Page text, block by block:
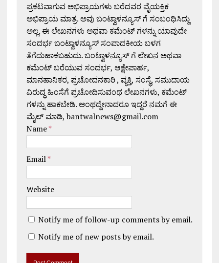
ಪ್ರಕಟವಾಗುವ ಅಭಿಪ್ರಾಯಗಳು ಬರೆದವರ ವೈಯಕ್ತಿಕ
ಅಭಿಪ್ರಾಯ ಮಾತ್ರ. ಅವು ಬಂಟ್ವಾಳನ್ಯೂಸ್ ಗೆ ಸಂಬಂಧಿಸಿದ್ದು
ಅಲ್ಲ. ಈ ಲೇಖನಗಳು ಅಥವಾ ಕಮೆಂಟ್ ಗಳನ್ನು ಯಾವುದೇ
ಸಂದರ್ಭ ಬಂಟ್ವಾಳನ್ಯೂಸ್ ಸಂಪಾದಕೀಯ ಬಳಗ
ತೆಗೆದುಹಾಕಬಹುದು. ಬಂಟ್ವಾಳನ್ಯೂಸ್ ಗೆ ಲೇಖನ ಅಥವಾ
ಕಮೆಂಟ್ ಬರೆಯುವ ಸಂದರ್ಭ, ಆಕ್ಷೇಪಾರ್ಹ,
ಮಾನಹಾನಿಕರ, ಪ್ರಚೋದನಕಾರಿ , ವ್ಯಕ್ತಿ, ಸಂಸ್ಥೆ, ಸಮುದಾಯ
ವಿರುದ್ಧ ಹಿಂಸೆಗೆ ಪ್ರಚೋದಿಸುವಂಥ ಲೇಖನಗಳು, ಕಮೆಂಟ್
ಗಳನ್ನು ಹಾಕಬೇಡಿ. ಅಂಥದ್ದೇನಾದರೂ ಇದ್ದರೆ ನಮಗೆ ಈ
ಮೈಲ್ ಮಾಡಿ, bantwalnews@gmail.com
Name*
Email*
Website
Notify me of follow-up comments by email.
Notify me of new posts by email.